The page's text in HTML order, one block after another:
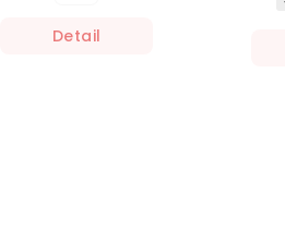
Detail